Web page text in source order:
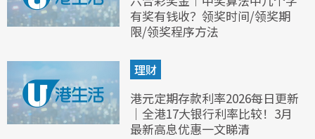
有奖有钱收？领奖时间/领奖期
限/领奖程序方法
理财
港元定期存款利率2026每日更新
｜全港17大银行利率比较！3月
最新高息优惠一文睇清